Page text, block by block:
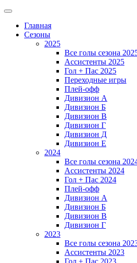
Главная
Сезоны
2025
Все голы сезона
Ассистенты 2025
Гол + Пас 2025
Переходные игры
Плей-офф
Дивизион A
Дивизион Б
Дивизион В
Дивизион Г
Дивизион Д
Дивизион Е
2024
Все голы сезона
Ассистенты 2024
Гол + Пас 2024
Плей-офф
Дивизион A
Дивизион Б
Дивизион В
Дивизион Г
2023
Все голы сезона
Ассистенты 2023
Гол + Пас 2023